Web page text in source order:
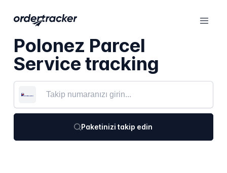
Polonez Parcel
Service tracking
Paketinizi takip edin